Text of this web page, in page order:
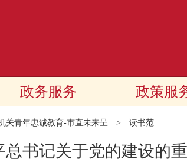
政务服务 政策服
关青年忠诚教育-市直未来呈 > 读书范
总书记关于党的建设的